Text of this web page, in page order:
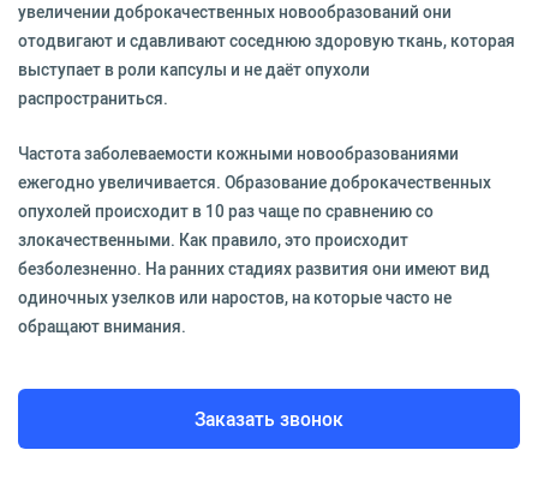
увеличении доброкачественных новообразований они
отодвигают и сдавливают соседнюю здоровую ткань, которая
выступает в роли капсулы и не даёт опухоли
распространиться.
Частота заболеваемости кожными новообразованиями
ежегодно увеличивается. Образование доброкачественных
опухолей происходит в 10 раз чаще по сравнению со
злокачественными. Как правило, это происходит
безболезненно. На ранних стадиях развития они имеют вид
одиночных узелков или наростов, на которые часто не
обращают внимания.
Заказать звонок